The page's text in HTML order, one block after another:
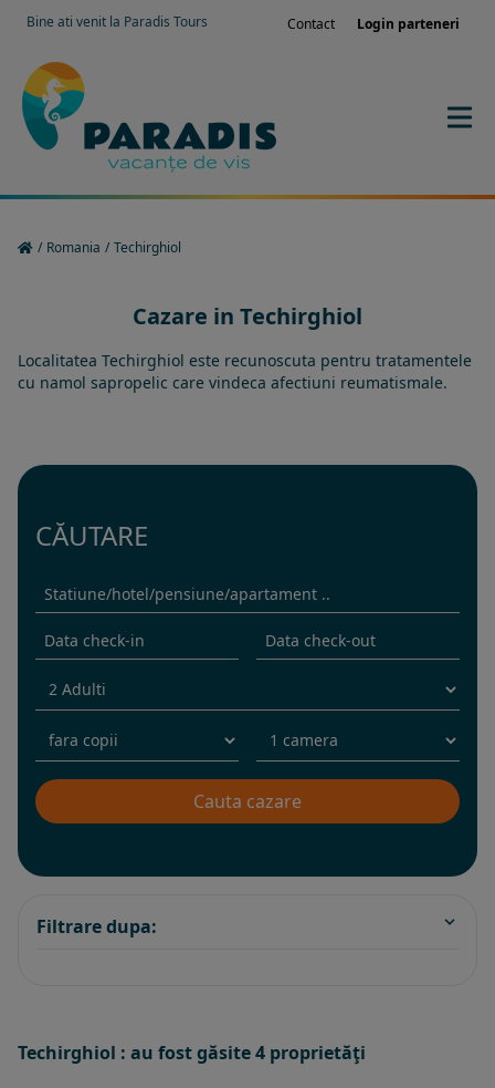
Bine ati venit la Paradis Tours Contact Login parteneri
/ Romania / Techirghiol
Cazare in Techirghiol
Localitatea Techirghiol este recunoscuta pentru tratamentele
cu namol sapropelic care vindeca afectiuni reumatismale.
CĂUTARE
Filtrare dupa:
Techirghiol : au fost găsite 4 proprietăţi